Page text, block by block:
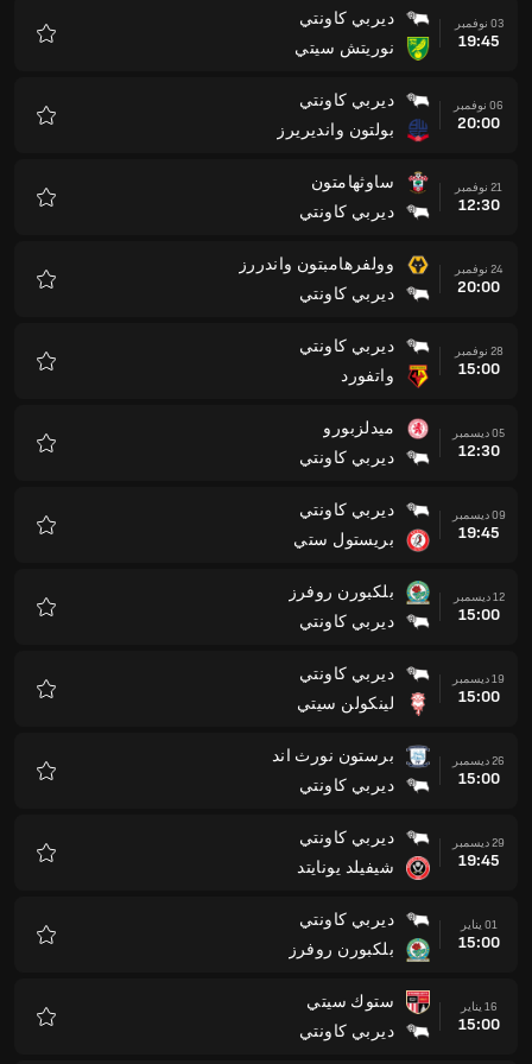
03 نوفمبر
19:45
ديربي كاونتي
نوريتش سيتي
06 نوفمبر
20:00
ديربي كاونتي
بولتون وانديريرز
21 نوفمبر
12:30
ساوثهامتون
ديربي كاونتي
24 نوفمبر
20:00
وولفرهامبتون واندررز
ديربي كاونتي
28 نوفمبر
15:00
ديربي كاونتي
واتفورد
05 ديسمبر
12:30
ميدلزبورو
ديربي كاونتي
09 ديسمبر
19:45
ديربي كاونتي
بريستول ستي
12 ديسمبر
15:00
بلكبورن روفرز
ديربي كاونتي
19 ديسمبر
15:00
ديربي كاونتي
لينكولن سيتي
26 ديسمبر
15:00
برستون نورث اند
ديربي كاونتي
29 ديسمبر
19:45
ديربي كاونتي
شيفيلد يونايتد
01 يناير
15:00
ديربي كاونتي
بلكبورن روفرز
16 يناير
15:00
ستوك سيتي
ديربي كاونتي